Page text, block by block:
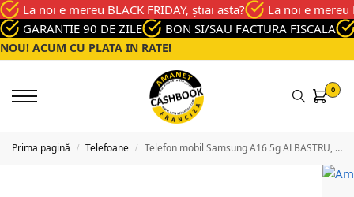
La noi e mereu BLACK FRIDAY, știai asta?
La noi e mereu
GARANTIE 90 DE ZILE
BON SI/SAU FACTURA FISCALA
NOU! ACUM CU PLATA IN RATE!
0
Prima pagină / Telefoane / Telefon mobil Samsung A16 5g ALBASTRU, Memorie 128 GB, Stare Excelenta